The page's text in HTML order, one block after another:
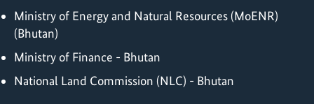
Ministry of Energy and Natural Resources (MoENR)
(Bhutan)
Ministry of Finance - Bhutan
National Land Commission (NLC) - Bhutan